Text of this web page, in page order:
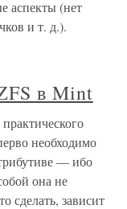
аспекты (нет
и т. д.).
в Mint
необходимо
— ибо
она не
сделать, зависит